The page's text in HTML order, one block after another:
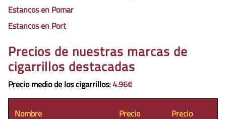
Estancos en Pomar
Estancos en Port
Precios de nuestras marcas de
cigarrillos destacadas
Precio medio de los cigarrillos:4.96€
Nombre
Precio
Precio